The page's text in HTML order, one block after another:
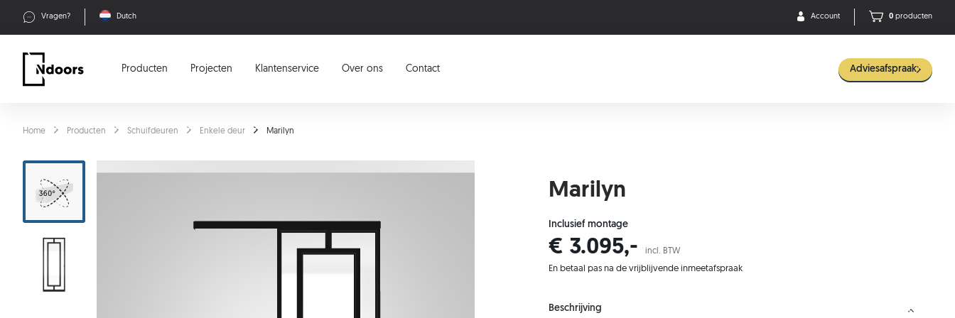
Vragen? Dutch Account 0 producten
Producten Projecten Klantenservice Over ons Contact Adviesafspraak
Home Producten Schuifdeuren Enkele deur Marilyn
Marilyn
Inclusief montage
€ 3.095,- incl. BTW
En betaal pas na de vrijblijvende inmeetafspraak
Beschrijving